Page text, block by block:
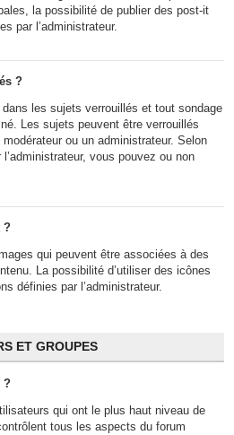
la possibilité de publier des post-it
par l’administrateur.
?
les sujets verrouillés et tout sondage
Les sujets peuvent être verrouillés
ou un administrateur. Selon
vous pouvez ou non
?
qui peuvent être associées à des
La possibilité d’utiliser des icônes
définies par l’administrateur.
ET GROUPES
?
qui ont le plus haut niveau de
tous les aspects du forum